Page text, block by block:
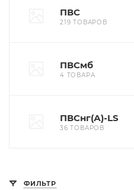
ПВС
219 ТОВАРОВ
ПВСмб
4 ТОВАРА
ПВСнг(А)-LS
36 ТОВАРОВ
ФИЛЬТР